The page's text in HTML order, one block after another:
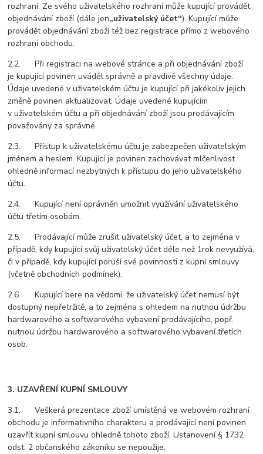
rozhraní. Ze svého uživatelského rozhraní může kupující provádět
objednávání zboží (dále jen„uživatelský účet“). Kupující může
provádět objednávání zboží též bez registrace přímo z webového
rozhraní obchodu.
2.2. Při registraci na webové stránce a při objednávání zboží
je kupující povinen uvádět správně a pravdivě všechny údaje.
Údaje uvedené v uživatelském účtu je kupující při jakékoliv jejich
změně povinen aktualizovat. Údaje uvedené kupujícím
v uživatelském účtu a při objednávání zboží jsou prodávajícím
považovány za správné.
2.3. Přístup k uživatelskému účtu je zabezpečen uživatelským
jménem a heslem. Kupující je povinen zachovávat mlčenlivost
ohledně informací nezbytných k přístupu do jeho uživatelského
účtu.
2.4. Kupující není oprávněn umožnit využívání uživatelského
účtu třetím osobám.
2.5. Prodávající může zrušit uživatelský účet, a to zejména v
případě, kdy kupující svůj uživatelský účet déle než 1rok nevyužívá,
či v případě, kdy kupující poruší své povinnosti z kupní smlouvy
(včetně obchodních podmínek).
2.6. Kupující bere na vědomí, že uživatelský účet nemusí být
dostupný nepřetržitě, a to zejména s ohledem na nutnou údržbu
hardwarového a softwarového vybavení prodávajícího, popř.
nutnou údržbu hardwarového a softwarového vybavení třetích
osob.
3. UZAVŘENÍ KUPNÍ SMLOUVY
3.1. Veškerá prezentace zboží umístěná ve webovém rozhraní
obchodu je informativního charakteru a prodávající není povinen
uzavřít kupní smlouvu ohledně tohoto zboží. Ustanovení § 1732
odst. 2 občanského zákoníku se nepoužije.